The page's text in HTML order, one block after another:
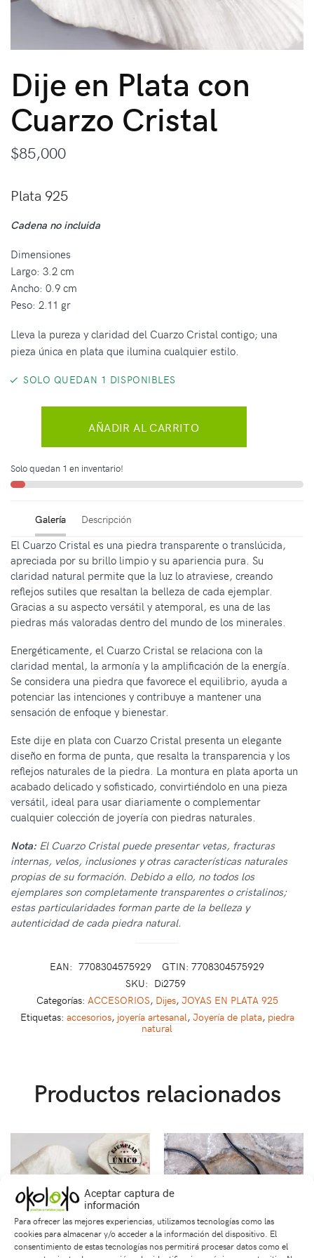
Aceptar captura de
información
Para ofrecer las mejores experiencias, utilizamos tecnologías como las
cookies para almacenar y/o acceder a la información del dispositivo. El
consentimiento de estas tecnologías nos permitirá procesar datos como el
Dije en Plata con
Cuarzo Cristal
$85,000
Plata 925
Cadena no incluida
Dimensiones
Largo: 3.2 cm
Ancho: 0.9 cm
Peso: 2.11 gr
Lleva la pureza y claridad del Cuarzo Cristal contigo; una
pieza única en plata que ilumina cualquier estilo.
SOLO QUEDAN 1 DISPONIBLES
AÑADIR AL CARRITO
Solo quedan 1 en inventario!
Galería Descripción
El Cuarzo Cristal es una piedra transparente o translúcida,
apreciada por su brillo limpio y su apariencia pura. Su
claridad natural permite que la luz lo atraviese, creando
reflejos sutiles que resaltan la belleza de cada ejemplar.
Gracias a su aspecto versátil y atemporal, es una de las
piedras más valoradas dentro del mundo de los minerales.
Energéticamente, el Cuarzo Cristal se relaciona con la
claridad mental, la armonía y la amplificación de la energía.
Se considera una piedra que favorece el equilibrio, ayuda a
potenciar las intenciones y contribuye a mantener una
sensación de enfoque y bienestar.
Este dije en plata con Cuarzo Cristal presenta un elegante
diseño en forma de punta, que resalta la transparencia y los
reflejos naturales de la piedra. La montura en plata aporta un
acabado delicado y sofisticado, convirtiéndolo en una pieza
versátil, ideal para usar diariamente o complementar
cualquier colección de joyería con piedras naturales.
Nota: El Cuarzo Cristal puede presentar vetas, fracturas
internas, velos, inclusiones y otras características naturales
propias de su formación. Debido a ello, no todos los
ejemplares son completamente transparentes o cristalinos;
estas particularidades forman parte de la belleza y
autenticidad de cada piedra natural.
EAN: 7708304575929
GTIN: 7708304575929
SKU: Di2759
Categorías: ACCESORIOS, Dijes, JOYAS EN PLATA 925
Etiquetas: accesorios, joyería artesanal, Joyería de plata, piedra
natural
Productos relacionados